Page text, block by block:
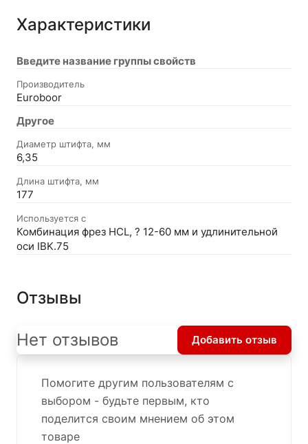
Характеристики
Введите название группы свойств
Производитель
Euroboor
Другое
Диаметр штифта, мм
6,35
Длина штифта, мм
177
Используется с
Комбинация фрез HCL, ? 12-60 мм и удлинительной
оси IBK.75
Отзывы
Помогите другим пользователям с
выбором - будьте первым, кто
поделится своим мнением об этом
товаре
Нет отзывов Добавить отзыв